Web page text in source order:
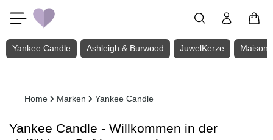
Zum Hauptinhalt springen
Yankee Candle Ashleigh & Burwood JuwelKerze Maison
Home Marken Yankee Candle
Yankee Candle - Willkommen in der